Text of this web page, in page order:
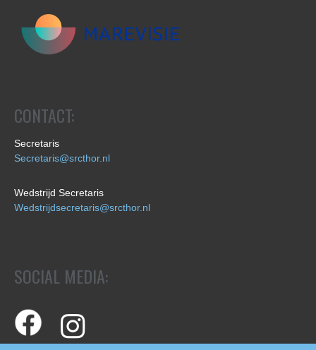
CONTACT:
Secretaris
Secretaris@srcthor.nl
Wedstrijd Secretaris
Wedstrijdsecretaris@srcthor.nl
SOCIAL MEDIA: